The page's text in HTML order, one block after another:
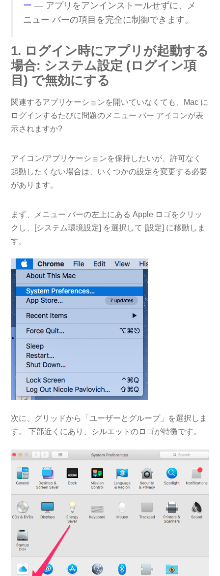
ー — アプリをアンインストールせずに、メ
ニュー バーの項目を完全に制御できます。
1. ログイン時にアプリが起動する
場合: システム設定 (ログイン項
目) で無効にする
関連するアプリケーションを開いていなくても、Mac に
ログインするたびに問題のメニュー バー アイコンが表
示されますか?
アイコン/アプリケーションを保持したいが、許可なく
起動したくない場合は、いくつかの設定を変更する必要
があります。
まず、メニュー バーの左上にある Apple ロゴをクリッ
クし、[システム環境設定] を選択して [設定] に移動しま
す。
次に、グリッドから「ユーザーとグループ」を選択しま
す。 下部近くにあり、シルエットのロゴが特徴です。